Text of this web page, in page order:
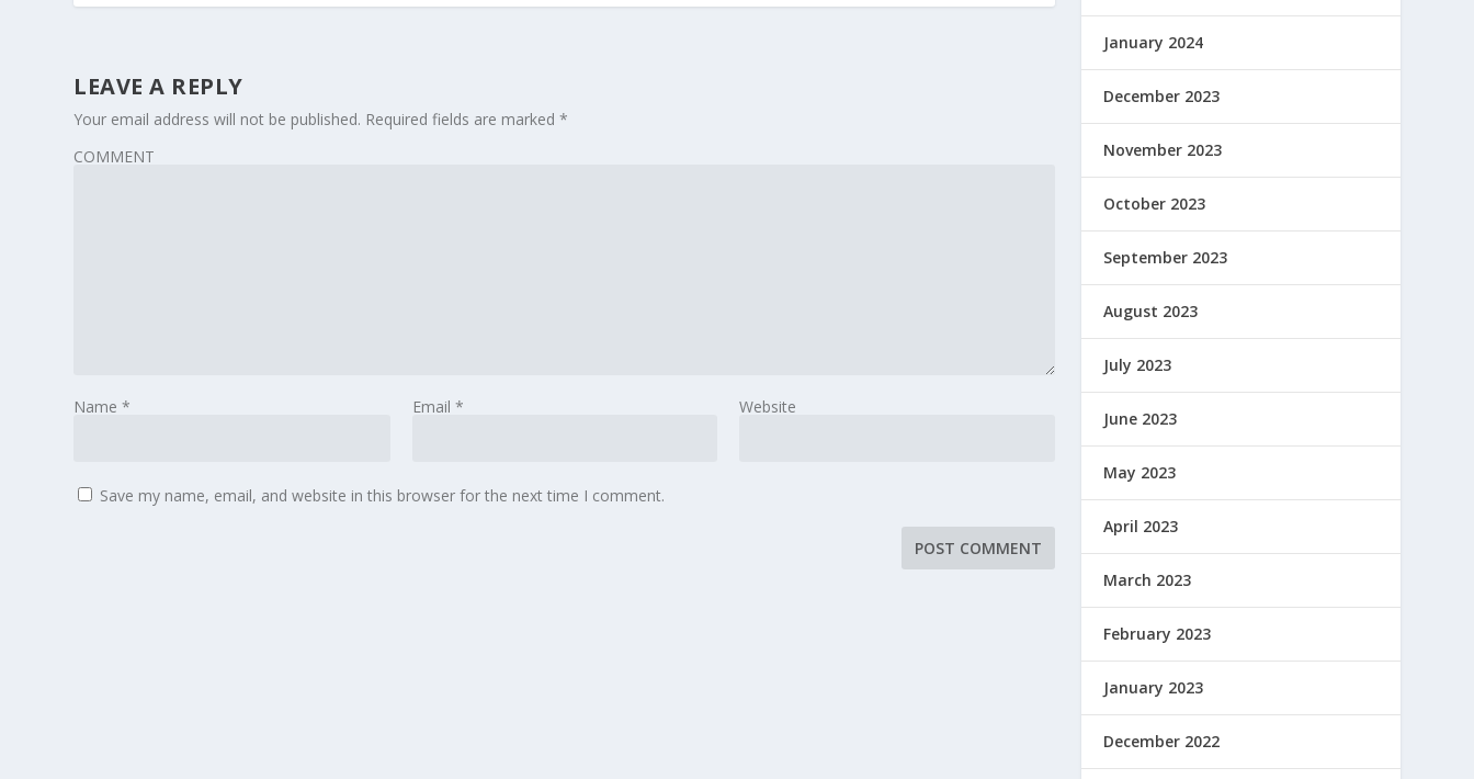
LEAVE A REPLY
Your email address will not be published. Required fields are marked*
COMMENT
Name* Email * Website
Save my name, email, and website in this browser for the next time I comment.
January 2024
December 2023
November 2023
October 2023
September 2023
August 2023
July 2023
June 2023
May 2023
April 2023
March 2023
February 2023
January 2023
December 2022